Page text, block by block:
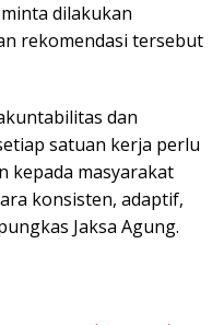
dilakukan
rekomendasi tersebut
dan
satuan kerja perlu
kepada masyarakat
konsisten, adaptif,
Jaksa Agung.